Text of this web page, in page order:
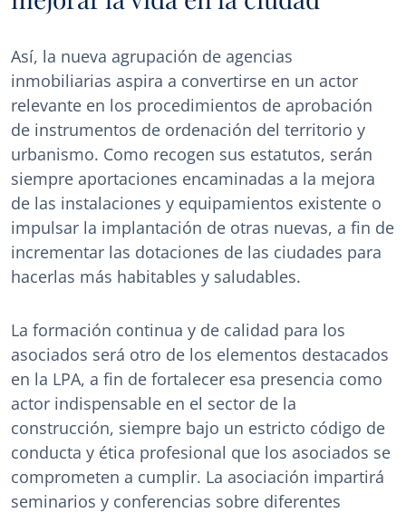
Así, la nueva agrupación de agencias
inmobiliarias aspira a convertirse en un actor
relevante en los procedimientos de aprobación
de instrumentos de ordenación del territorio y
urbanismo. Como recogen sus estatutos, serán
siempre aportaciones encaminadas a la mejora
de las instalaciones y equipamientos existente o
impulsar la implantación de otras nuevas, a fin de
incrementar las dotaciones de las ciudades para
hacerlas más habitables y saludables.
La formación continua y de calidad para los
asociados será otro de los elementos destacados
en la LPA, a fin de fortalecer esa presencia como
actor indispensable en el sector de la
construcción, siempre bajo un estricto código de
conducta y ética profesional que los asociados se
comprometen a cumplir. La asociación impartirá
seminarios y conferencias sobre diferentes